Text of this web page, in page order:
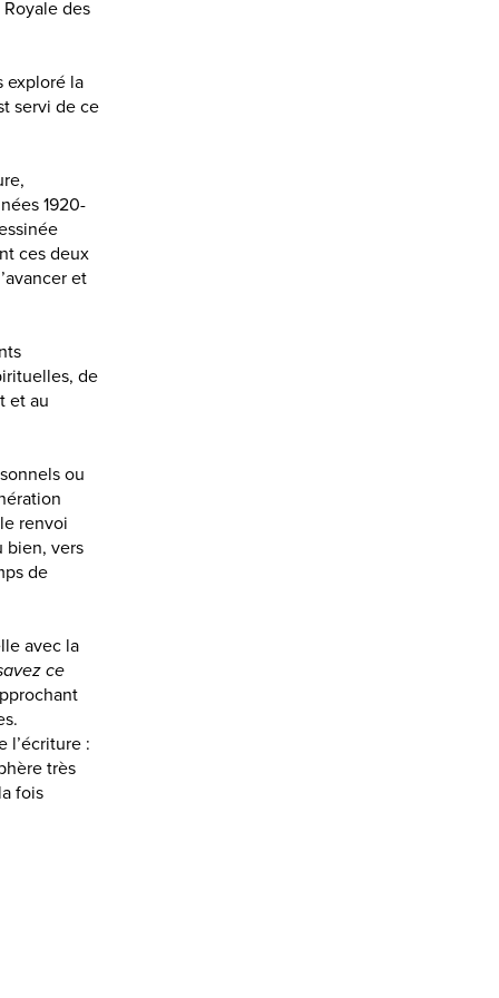
des
exploré la
servi de ce
1920-
ces deux
et
de
et au
ou
renvoi
bien, vers
de
avec la
ce
l’écriture :
très
fois